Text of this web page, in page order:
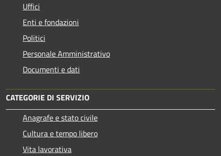
Uffici
Enti e fondazioni
Politici
Personale Amministrativo
Documenti e dati
CATEGORIE DI SERVIZIO
Anagrafe e stato civile
Cultura e tempo libero
Vita lavorativa